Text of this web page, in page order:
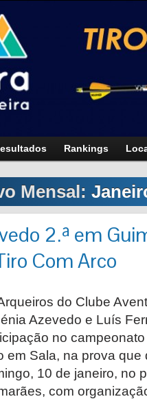
Rankings
Mensal:
2.ª em
Com Arco
do Clube
Azevedo e Luís
no
em Sala, na prova
10 de janeiro, no
com